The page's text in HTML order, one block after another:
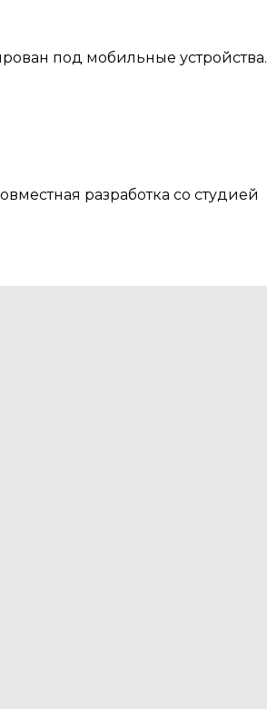
под мобильные устройства.
разработка со студией